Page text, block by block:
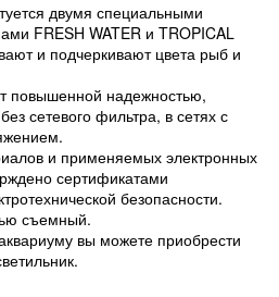
двумя специальными
FRESH WATER и TROPICAL
и подчеркивают цвета рыб и
повышенной надежностью,
сетевого фильтра, в сетях с
и применяемых электронных
сертификатами
безопасности.
съемный.
вы можете приобрести